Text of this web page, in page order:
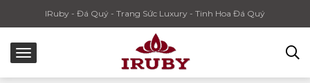
IRuby - Đá Quý - Trang Sức Luxury - Tinh Hoa Đá Quý